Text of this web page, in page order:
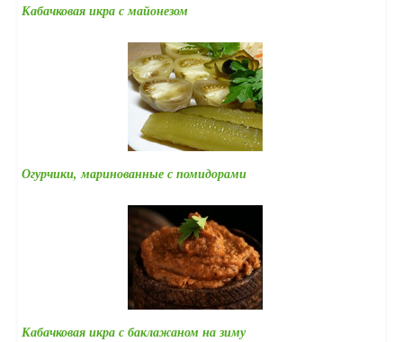
Кабачковая икра с майонезом
Огурчики, маринованные с помидорами
Кабачковая икра с баклажаном на зиму